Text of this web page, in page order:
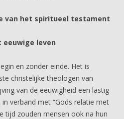
van het spiritueel testament
eeuwige leven
en zonder einde. Het is
christelijke theologen van
van de eeuwigheid een lastig
verband met “Gods relatie met
tijd zouden mensen ook na hun